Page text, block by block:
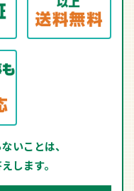
いことは、
します。